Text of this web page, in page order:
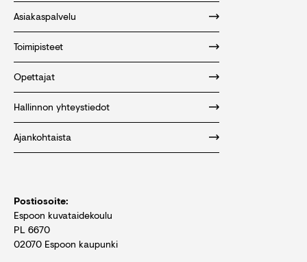
Asiakaspalvelu
Toimipisteet
Opettajat
Hallinnon yhteystiedot
Ajankohtaista
Postiosoite:
Espoon kuvataidekoulu
PL 6670
02070 Espoon kaupunki